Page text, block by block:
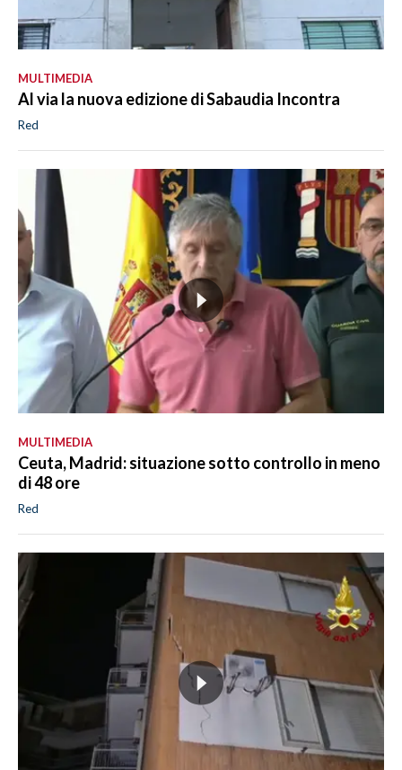
MULTIMEDIA
Al via la nuova edizione di Sabaudia Incontra
Red
MULTIMEDIA
Ceuta, Madrid: situazione sotto controllo in meno
di 48 ore
Red